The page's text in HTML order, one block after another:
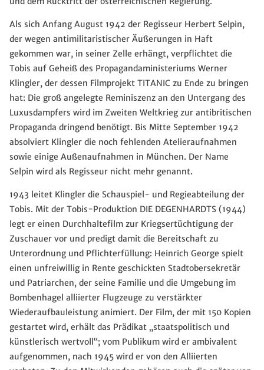
Als sich Anfang August 1942 der Regisseur Herbert Selpin,
der wegen antimilitaristischer Äußerungen in Haft
gekommen war, in seiner Zelle erhängt, verpflichtet die
Tobis auf Geheiß des Propagandaministeriums Werner
Klingler, der dessen Filmprojekt TITANIC zu Ende zu bringen
hat: Die groß angelegte Reminiszenz an den Untergang des
Luxusdampfers wird im Zweiten Weltkrieg zur antibritischen
Propaganda dringend benötigt. Bis Mitte September 1942
absolviert Klingler die noch fehlenden Atelieraufnahmen
sowie einige Außenaufnahmen in München. Der Name
Selpin wird als Regisseur nicht mehr genannt.
1943 leitet Klingler die Schauspiel- und Regieabteilung der
Tobis. Mit der Tobis-Produktion DIE DEGENHARDTS (1944)
legt er einen Durchhaltefilm zur Kriegsertüchtigung der
Zuschauer vor und predigt damit die Bereitschaft zu
Unterordnung und Pflichterfüllung: Heinrich George spielt
einen unfreiwillig in Rente geschickten Stadtobersekretär
und Patriarchen, der seine Familie und die Umgebung im
Bombenhagel alliierter Flugzeuge zu verstärkter
Wiederaufbauleistung animiert. Der Film, der mit 150 Kopien
gestartet wird, erhält das Prädikat „staatspolitisch und
künstlerisch wertvoll“; vom Publikum wird er ambivalent
aufgenommen, nach 1945 wird er von den Alliierten